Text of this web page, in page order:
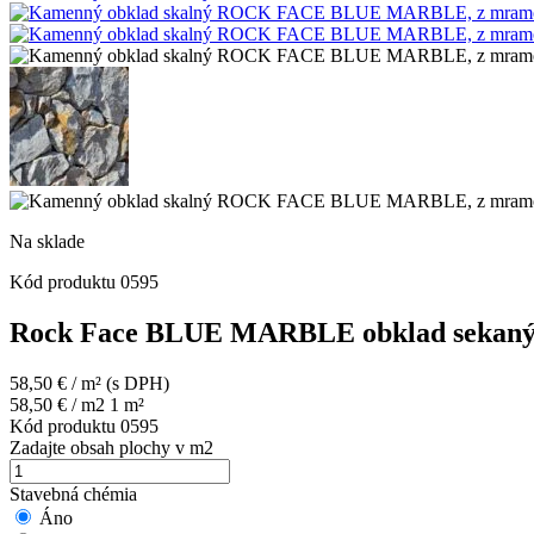
Na sklade
Kód produktu 0595
Rock Face BLUE MARBLE obklad
58,50 € / m² (s DPH)
58,50 € / m2 1 m²
Kód produktu 0595
Zadajte obsah plochy v m2
Stavebná chémia
Áno